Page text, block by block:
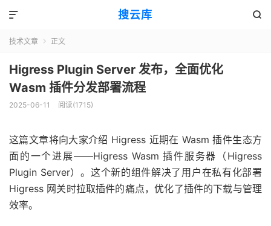
搜云库 

技术文章  正文
Higress Plugin Server 发布，全面优化
Wasm 插件分发部署流程
2025-06-11 阅读(1715)
这篇文章将向大家介绍 Higress 近期在 Wasm 插件生态方
面的一个进展——Higress Wasm 插件服务器（Higress
Plugin Server）。这个新的组件解决了用户在私有化部署
Higress 网关时拉取插件的痛点，优化了插件的下载与管理
效率。